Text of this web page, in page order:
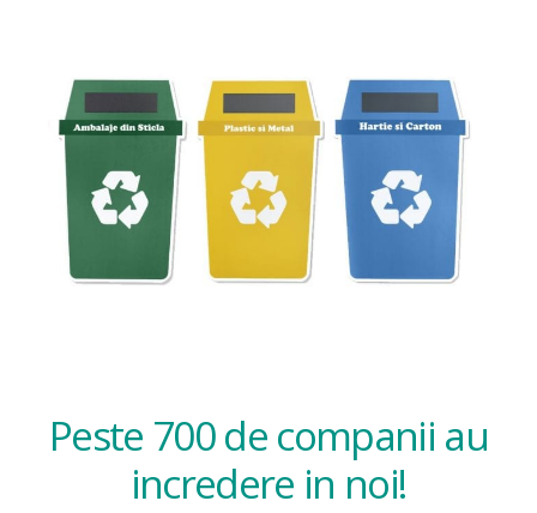
Peste 700 de companii au
incredere in noi!